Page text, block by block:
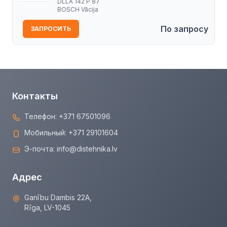
BOSCH Vācija
По запросу
ЗАПРОСИТЬ
Контакты
Телефон: +371 67501096
Мобильный: +371 29101604
Э-почта: info@distehnika.lv
Адрес
Ganību Dambis 22A,
Rīga, LV-1045